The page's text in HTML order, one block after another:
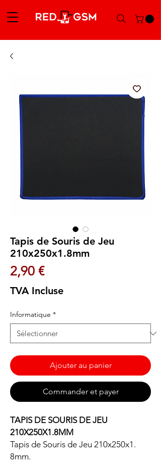
Tapis de Souris de Jeu
210x250x1.8mm
2,90 €Prix
TVA Incluse
Informatique *
Ajouter au panier
Commander et payer
TAPIS DE SOURIS DE JEU
210X250X1.8MM
Tapis de Souris de Jeu 210x250x1.
8mm.